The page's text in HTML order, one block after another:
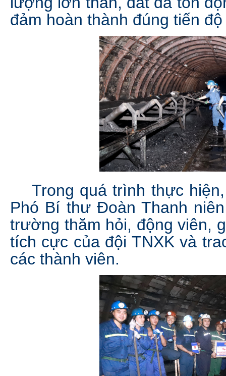
đảm hoàn thành đúng tiến
Trong quá trình thực hiện,
Phó Bí thư Đoàn Thanh
trường thăm hỏi, động viên,
tích cực của đội TNXK và
các thành viên.